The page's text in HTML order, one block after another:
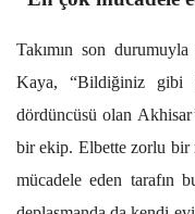
Takımın son
Kaya, “Bildiğiniz gibi
dördüncüsü olan
bir ekip. Elbette zorlu bir
mücadele eden tarafın